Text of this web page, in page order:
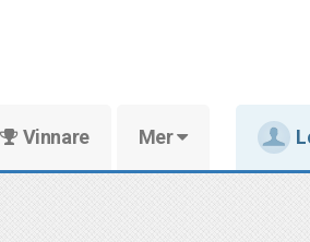
Vinnare Mer